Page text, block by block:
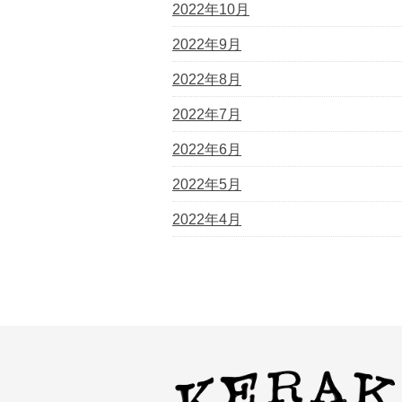
2022年10月
2022年9月
2022年8月
2022年7月
2022年6月
2022年5月
2022年4月